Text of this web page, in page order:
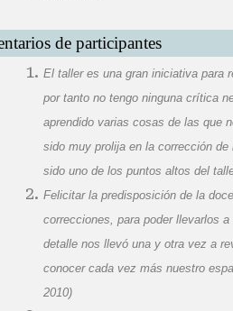
de participantes
El taller es una gran iniciativa para
por tanto no tengo ninguna crítica
aprendido varias cosas de las que
sido muy prolija en la corrección
sido uno de los puntos altos del
Felicitar la predisposición de la
correcciones, para poder llevarlos
detalle nos llevó una y otra vez a
conocer cada vez más nuestro
2010)